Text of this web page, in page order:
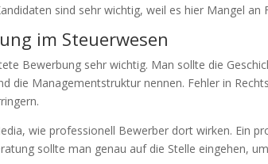
sind sehr wichtig, weil es hier Mangel an
im Steuerwesen
Bewerbung sehr wichtig. Man sollte die
die Managementstruktur nennen. Fehler in
wie professionell Bewerber dort wirken. Ein
sollte man genau auf die Stelle eingehen,